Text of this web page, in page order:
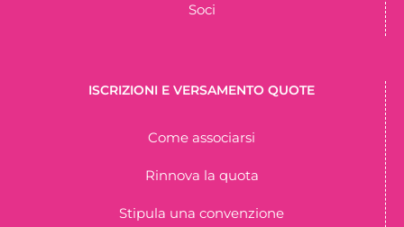
Soci
ISCRIZIONI E VERSAMENTO QUOTE
Come associarsi
Rinnova la quota
Stipula una convenzione